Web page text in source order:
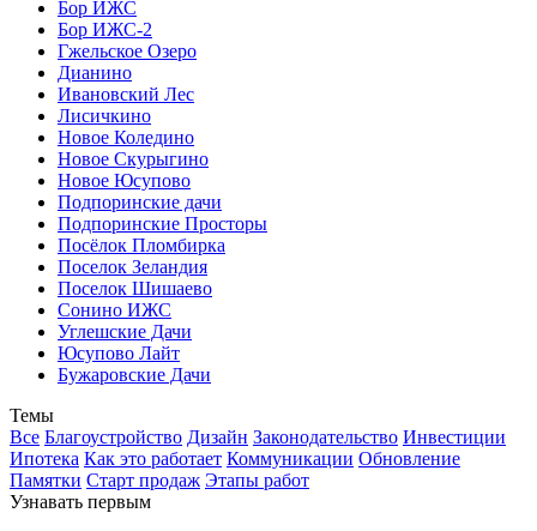
Бор ИЖС
Бор ИЖС-2
Гжельское Озеро
Дианино
Ивановский Лес
Лисичкино
Новое Коледино
Новое Скурыгино
Новое Юсупово
Подпоринские дачи
Подпоринские Просторы
Посёлок Пломбирка
Поселок Зеландия
Поселок Шишаево
Сонино ИЖС
Углешcкие Дачи
Юсупово Лайт
Бужаровские Дачи
Темы
Все Благоустройство Дизайн Законодательство Инвестиции
Ипотека Как это работает Коммуникации Обновление
Памятки Старт продаж Этапы работ
Узнавать первым